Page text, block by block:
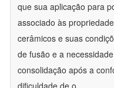
que sua aplicação para
associado às
cerâmicos e suas
de fusão e a
consolidação após a